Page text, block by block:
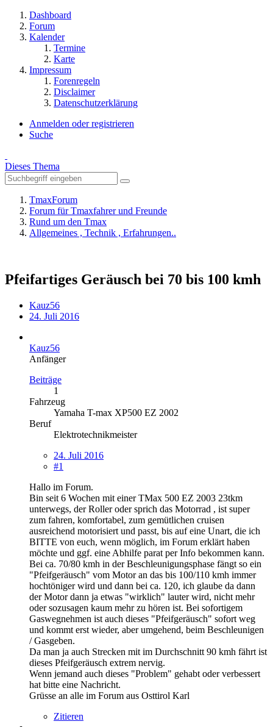
Dashboard
Forum
Kalender
Termine
Karte
Impressum
Forenregeln
Disclaimer
Datenschutzerklärung
Anmelden oder registrieren
Suche
Dieses Thema
TmaxForum
Forum für Tmaxfahrer und Freunde
Rund um den Tmax
Allgemeines , Technik , Erfahrungen..
Pfeifartiges Geräusch bei 70 bis 100 kmh
Kauz56
24. Juli 2016
Kauz56
Anfänger
Beiträge
1
Fahrzeug
Yamaha T-max XP500 EZ 2002
Beruf
Elektrotechnikmeister
24. Juli 2016
#1
Hallo im Forum.
Bin seit 6 Wochen mit einer TMax 500 EZ 2003 23tkm
unterwegs, der Roller oder sprich das Motorrad , ist super
zum fahren, komfortabel, zum gemütlichen cruisen
ausreichend motorisiert und passt, bis auf eine Unart, die ich
BITTE von euch, wenn möglich, im Forum erklärt haben
möchte und ggf. eine Abhilfe parat per Info bekommen kann.
Bei ca. 70/80 kmh in der Beschleunigungsphase fängt so ein
"Pfeifgeräusch" vom Motor an das bis 100/110 kmh immer
hochtöniger wird und dann bei ca. 120, ich glaube da dann
der Motor dann ja etwas "wirklich" lauter wird, nicht mehr
oder sozusagen kaum mehr zu hören ist. Bei sofortigem
Gaswegnehmen ist auch dieses "Pfeifgeräusch" sofort weg
und kommt erst wieder, aber umgehend, beim Beschleunigen
/ Gasgeben.
Da man ja auch Strecken mit im Durchschnitt 90 kmh fährt ist
dieses Pfeifgeräusch extrem nervig.
Wenn jemand auch dieses "Problem" gehabt oder verbessert
hat bitte eine Nachricht.
Grüsse an alle im Forum aus Osttirol Karl
Zitieren